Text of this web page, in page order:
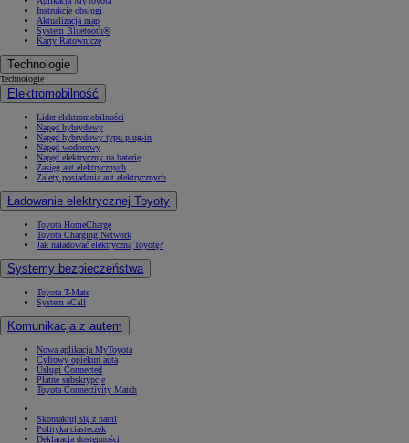
Instrukcje obsługi
Aktualizacja map
System Bluetooth®
Karty Ratownicze
Technologie
Technologie
Elektromobilność
Lider elektromobilności
Napęd hybrydowy
Napęd hybrydowy typu plug-in
Napęd wodorowy
Napęd elektryczny na baterię
Zasięg aut elektrycznych
Zalety posiadania aut elektrycznych
Ładowanie elektrycznej Toyoty
Toyota HomeCharge
Toyota Charging Network
Jak naładować elektryczną Toyotę?
Systemy bezpieczeństwa
Toyota T-Mate
System eCall
Komunikacja z autem
Nowa aplikacja MyToyota
Cyfrowy opiekun auta
Usługi Connected
Płatne subskrypcje
Toyota Connectivity Match
Skontaktuj się z nami
Polityka ciasteczek
Deklaracja dostępności